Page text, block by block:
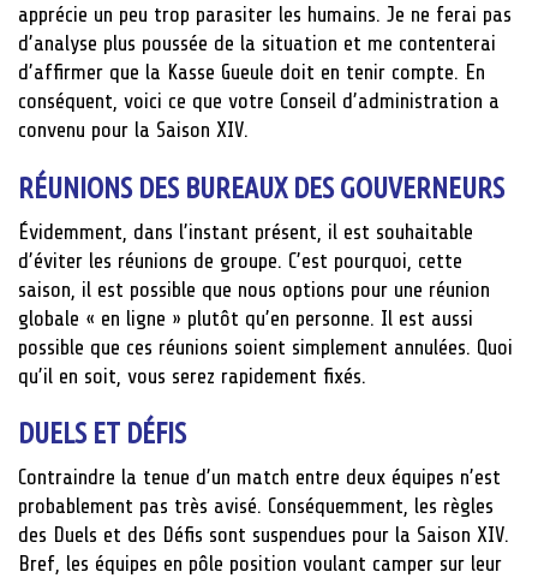
apprécie un peu trop parasiter les humains. Je ne ferai pas
d’analyse plus poussée de la situation et me contenterai
d’affirmer que la Kasse Gueule doit en tenir compte. En
conséquent, voici ce que votre Conseil d’administration a
convenu pour la Saison XIV.
RÉUNIONS DES BUREAUX DES GOUVERNEURS
Évidemment, dans l’instant présent, il est souhaitable
d’éviter les réunions de groupe. C’est pourquoi, cette
saison, il est possible que nous options pour une réunion
globale « en ligne » plutôt qu’en personne. Il est aussi
possible que ces réunions soient simplement annulées. Quoi
qu’il en soit, vous serez rapidement fixés.
DUELS ET DÉFIS
Contraindre la tenue d’un match entre deux équipes n’est
probablement pas très avisé. Conséquemment, les règles
des Duels et des Défis sont suspendues pour la Saison XIV.
Bref, les équipes en pôle position voulant camper sur leur